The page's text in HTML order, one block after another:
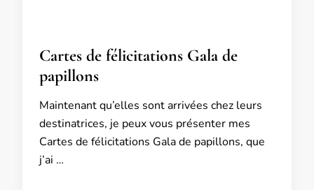
Cartes de félicitations Gala de
papillons
Maintenant qu’elles sont arrivées chez leurs
destinatrices, je peux vous présenter mes
Cartes de félicitations Gala de papillons, que
j’ai …